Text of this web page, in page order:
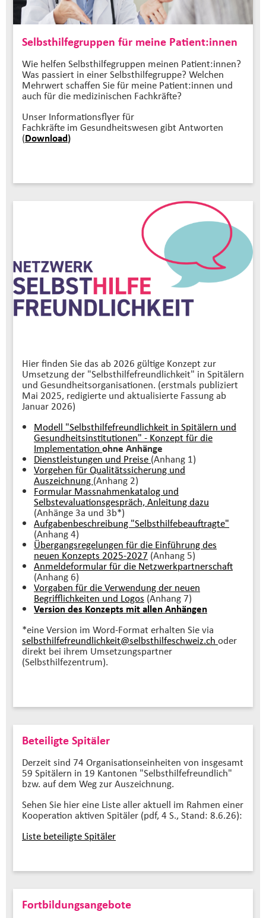
Selbsthilfegruppen für meine Patient:innen
Wie helfen Selbsthilfegruppen meinen Patient:innen?
Was passiert in einer Selbsthilfegruppe? Welchen
Mehrwert schaffen Sie für meine Patient:innen und
auch für die medizinischen Fachkräfte?
Unser Informationsflyer für
Fachkräfte im Gesundheitswesen gibt Antworten
(Download)
Hier finden Sie das ab 2026 gültige Konzept zur
Umsetzung der "Selbsthilfefreundlichkeit" in Spitälern
und Gesundheitsorganisationen. (erstmals publiziert
Mai 2025, redigierte und aktualisierte Fassung ab
Januar 2026)
Modell "Selbsthilfefreundlichkeit in Spitälern und
Gesundheitsinstitutionen" - Konzept für die
Implementation ohne Anhänge
Dienstleistungen und Preise (Anhang 1)
Vorgehen für Qualitätssicherung und
Auszeichnung (Anhang 2)
Formular Massnahmenkatalog und
Selbstevaluationsgespräch, Anleitung dazu
(Anhänge 3a und 3b*)
Aufgabenbeschreibung "Selbsthilfebeauftragte"
(Anhang 4)
Übergangsregelungen für die Einführung des
neuen Konzepts 2025-2027 (Anhang 5)
Anmeldeformular für die Netzwerkpartnerschaft
(Anhang 6)
Vorgaben für die Verwendung der neuen
Begrifflichkeiten und Logos (Anhang 7)
Version des Konzepts mit allen Anhängen
*eine Version im Word-Format erhalten Sie via
selbsthilfefreundlichkeit@selbsthilfeschweiz.ch oder
direkt bei ihrem Umsetzungspartner
(Selbsthilfezentrum).
Beteiligte Spitäler
Derzeit sind 74 Organisationseinheiten von insgesamt
59 Spitälern in 19 Kantonen "Selbsthilfefreundlich"
bzw. auf dem Weg zur Auszeichnung.
Sehen Sie hier eine Liste aller aktuell im Rahmen einer
Kooperation aktiven Spitäler (pdf, 4 S., Stand: 8.6.26):
Liste beteiligte Spitäler
Fortbildungsangebote